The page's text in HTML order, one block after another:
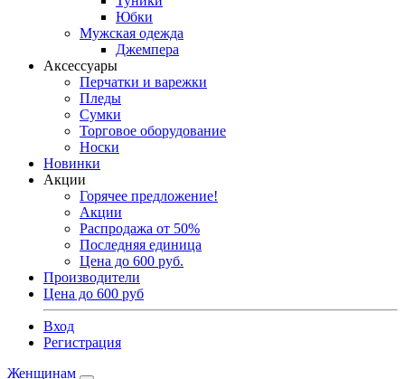
Юбки
Мужская одежда
Джемпера
Аксессуары
Перчатки и варежки
Пледы
Сумки
Торговое оборудование
Носки
Новинки
Акции
Горячее предложение!
Акции
Распродажа от 50%
Последняя единица
Цена до 600 руб.
Производители
Цена до 600 руб
Вход
Регистрация
Женщинам